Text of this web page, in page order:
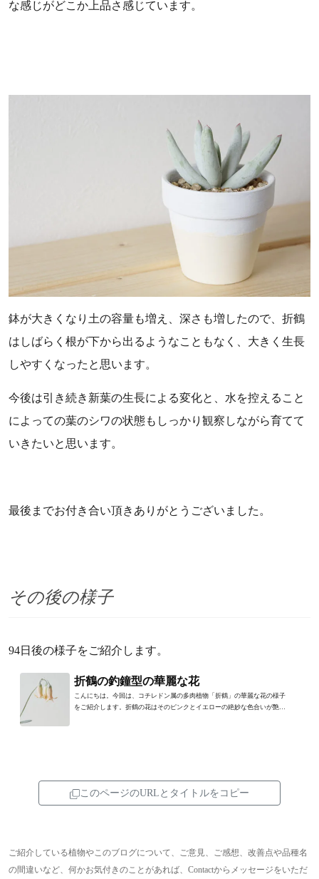
な感じがどこか上品さ感じています。
鉢が大きくなり土の容量も増え、深さも増したので、折鶴
はしばらく根が下から出るようなこともなく、大きく生長
しやすくなったと思います。
今後は引き続き新葉の生長による変化と、水を控えること
によっての葉のシワの状態もしっかり観察しながら育てて
いきたいと思います。
最後までお付き合い頂きありがとうございました。
その後の様子
94日後の様子をご紹介します。
折鶴の釣鐘型の華麗な花
こんにちは。今回は、コチレドン属の多肉植物「折鶴」の華麗な花の様子
をご紹介します。折鶴の花はそのピンクとイエローの絶妙な色合いが艶美
このページのURLとタイトルをコピー
ご紹介している植物やこのブログについて、ご意見、ご感想、改善点や品種名
の間違いなど、何かお気付きのことがあれば、Contactからメッセージをいただ